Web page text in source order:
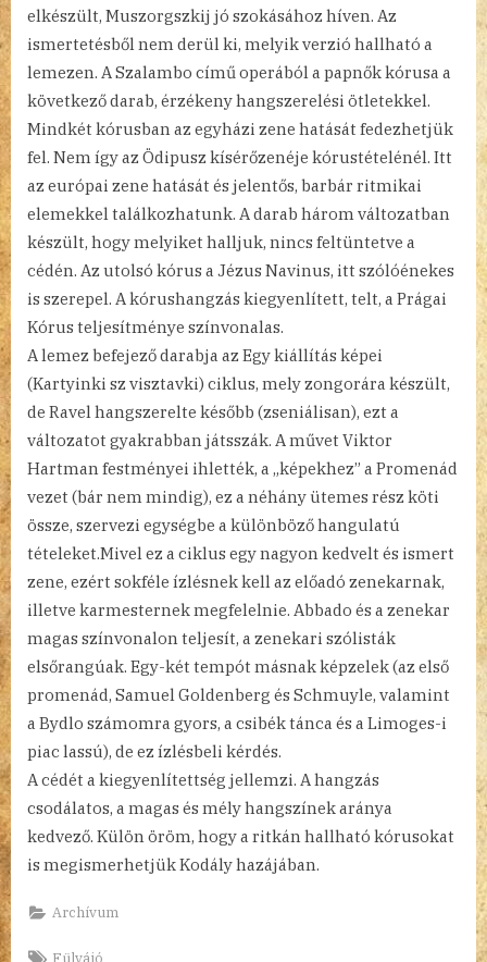
elkészült, Muszorgszkij jó szokásához híven. Az
ismertetésből nem derül ki, melyik verzió hallható a
lemezen. A Szalambo című operából a papnők kórusa a
következő darab, érzékeny hangszerelési ötletekkel.
Mindkét kórusban az egyházi zene hatását fedezhetjük
fel. Nem így az Ödipusz kísérőzenéje kórustételénél. Itt
az európai zene hatását és jelentős, barbár ritmikai
elemekkel találkozhatunk. A darab három változatban
készült, hogy melyiket halljuk, nincs feltüntetve a
cédén. Az utolsó kórus a Jézus Navinus, itt szólóénekes
is szerepel. A kórushangzás kiegyenlített, telt, a Prágai
Kórus teljesítménye színvonalas.
A lemez befejező darabja az Egy kiállítás képei
(Kartyinki sz visztavki) ciklus, mely zongorára készült,
de Ravel hangszerelte később (zseniálisan), ezt a
változatot gyakrabban játsszák. A művet Viktor
Hartman festményei ihlették, a „képekhez” a Promenád
vezet (bár nem mindig), ez a néhány ütemes rész köti
össze, szervezi egységbe a különböző hangulatú
tételeket.Mivel ez a ciklus egy nagyon kedvelt és ismert
zene, ezért sokféle ízlésnek kell az előadó zenekarnak,
illetve karmesternek megfelelnie. Abbado és a zenekar
magas színvonalon teljesít, a zenekari szólisták
elsőrangúak. Egy-két tempót másnak képzelek (az első
promenád, Samuel Goldenberg és Schmuyle, valamint
a Bydlo számomra gyors, a csibék tánca és a Limoges-i
piac lassú), de ez ízlésbeli kérdés.
A cédét a kiegyenlítettség jellemzi. A hangzás
csodálatos, a magas és mély hangszínek aránya
kedvező. Külön öröm, hogy a ritkán hallható kórusokat
is megismerhetjük Kodály hazájában.
Archívum
Tags:
Fülvájó